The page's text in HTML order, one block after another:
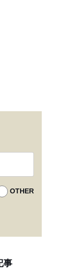
OTHER
事